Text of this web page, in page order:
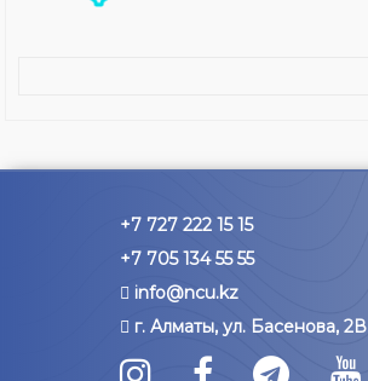
+7 727 222 15 15
+7 705 134 55 55
info@ncu.kz
г. Алматы, ул. Басенова, 2В